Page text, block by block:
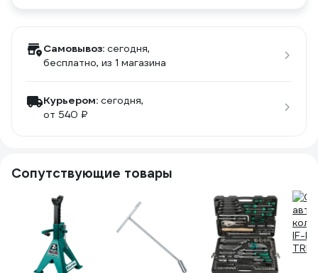
Самовывоз: сегодня,
бесплатно, из 1 магазина
Курьером: сегодня,
от 540 ₽
Сопутствующие товары